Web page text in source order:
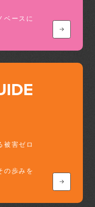
ベースに
被害ゼロ
の歩みを